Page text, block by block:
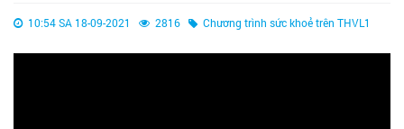
10:54 SA 18-09-2021 2816 Chương trình sức khoẻ trên THVL1